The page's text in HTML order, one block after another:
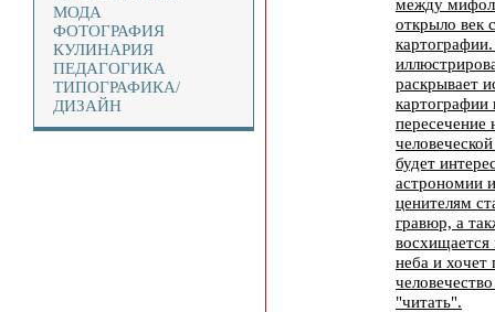
МОДА
ФОТОГРАФИЯ
КУЛИНАРИЯ
ПЕДАГОГИКА
ТИПОГРАФИКА/
ДИЗАЙН
между
открыло век
раскрывает
картографии
пересечение
будет
астрономии
ценителям
гравюр, а
восхищается
неба и хочет
"читать".